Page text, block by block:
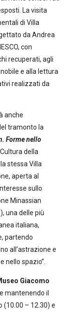
La visita
di Villa
da Andrea
con
recuperati, agli
e alla lettura
realizzati da
anche
tramonto la
Forme nello
della
stessa Villa
aperta al
sullo
Minassian
una delle più
italiana,
partendo
all’astrazione e
nello spazio”.
Giacomo
mantenendo il
– 12.30) e